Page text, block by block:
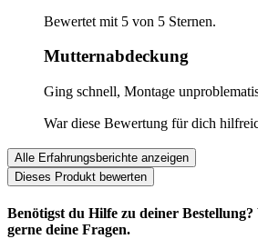
Bewertet mit 5 von 5 Sternen.
Mutternabdeckung
Ging schnell, Montage
War diese Bewertung für dich
Alle Erfahrungsberichte anzeigen
Dieses Produkt bewerten
Benötigst du Hilfe zu deiner
gerne deine Fragen.